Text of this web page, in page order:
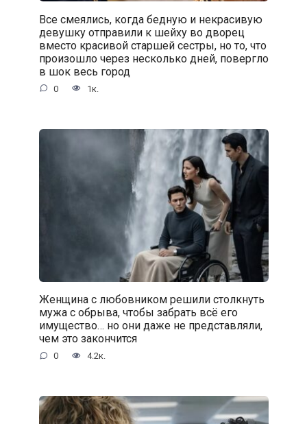
Все смеялись, когда бедную и некрасивую
девушку отправили к шейху во дворец
вместо красивой старшей сестры, но то, что
произошло через несколько дней, повергло
в шок весь город
0 1к.
Женщина с любовником решили столкнуть
мужа с обрыва, чтобы забрать всё его
имущество… но они даже не представляли,
чем это закончится
0 4.2к.